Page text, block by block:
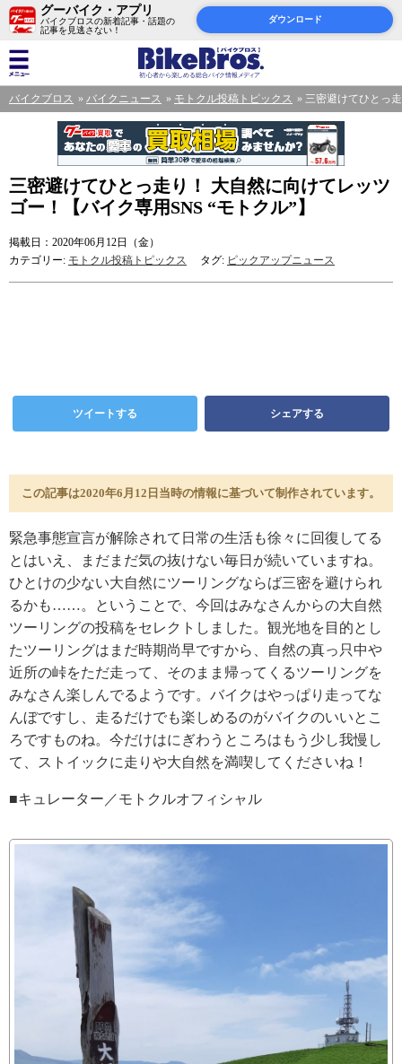
グーバイク・アプリ
バイクブロスの新着記事・話題の
記事を見逃さない！
ダウンロード
バイクブロス バイクニュース モトクル投稿トピックス 三密避けてひとっ
三密避けてひとっ走り！ 大自然に向けてレッツ
ゴー！【バイク専用SNS “モトクル”】
掲載日：2020年06月12日（金）
カテゴリー: モトクル投稿トピックス タグ: ピックアップニュース
ツイートする シェアする
この記事は2020年6月12日当時の情報に基づいて制作されています。
緊急事態宣言が解除されて日常の生活も徐々に回復してる
とはいえ、まだまだ気の抜けない毎日が続いていますね。
ひとけの少ない大自然にツーリングならば三密を避けられ
るかも……。ということで、今回はみなさんからの大自然
ツーリングの投稿をセレクトしました。観光地を目的とし
たツーリングはまだ時期尚早ですから、自然の真っ只中や
近所の峠をただ走って、そのまま帰ってくるツーリングを
みなさん楽しんでるようです。バイクはやっぱり走ってな
んぼですし、走るだけでも楽しめるのがバイクのいいとこ
ろですものね。今だけはにぎわうところはもう少し我慢し
て、ストイックに走りや大自然を満喫してくださいね！
■キュレーター／モトクルオフィシャル